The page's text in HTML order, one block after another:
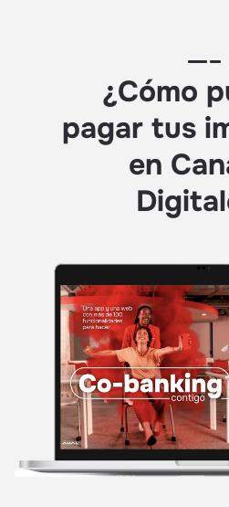
¿Cómo
pagar tus
en